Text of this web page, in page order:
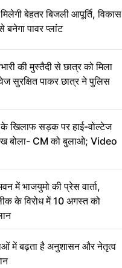
बेहतर बिजली आपूर्ति, विकास
बनेगा पावर प्लांट
की मुस्तैदी से छात्र को मिला
सुरक्षित पाकर छात्र ने पुलिस
खिलाफ सड़क पर हाई-वोल्टेज
रख बोला- CM को बुलाओ; Video
में भाजयुमो की प्रेस वार्ता,
के विरोध में 10 अगस्त को
में बढ़ता है अनुशासन और नेतृत्व